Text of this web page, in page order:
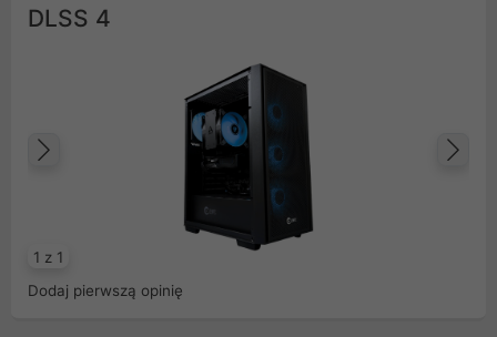
DLSS 4
1 z 1
Dodaj pierwszą opinię